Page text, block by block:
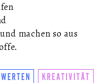
machen so aus
KREATIVITÄT